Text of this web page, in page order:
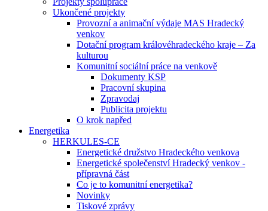
Ukončené projekty
Provozní a animační výdaje MAS Hradecký
venkov
Dotační program královéhradeckého kraje – Za
kulturou
Komunitní sociální práce na venkově
Dokumenty KSP
Pracovní skupina
Zpravodaj
Publicita projektu
O krok napřed
Energetika
HERKULES-CE
Energetické družstvo Hradeckého venkova
Energetické společenství Hradecký venkov -
přípravná část
Co je to komunitní energetika?
Novinky
Tiskové zprávy